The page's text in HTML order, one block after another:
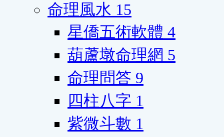
命理風水 15
星僑五術軟體 4
葫蘆墩命理網 5
命理問答 9
四柱八字 1
紫微斗數 1